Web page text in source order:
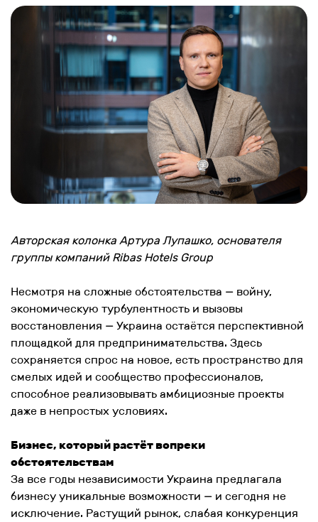
Авторская колонка Артура Лупашко, основателя
группы компаний Ribas Hotels Group
Несмотря на сложные обстоятельства — войну,
экономическую турбулентность и вызовы
восстановления — Украина остаётся перспективной
площадкой для предпринимательства. Здесь
сохраняется спрос на новое, есть пространство для
смелых идей и сообщество профессионалов,
способное реализовывать амбициозные проекты
даже в непростых условиях.
Бизнес, который растёт вопреки
обстоятельствам
За все годы независимости Украина предлагала
бизнесу уникальные возможности — и сегодня не
исключение. Растущий рынок, слабая конкуренция